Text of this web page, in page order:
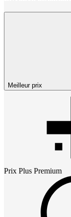
Meilleur prix
Prix Plus Premium